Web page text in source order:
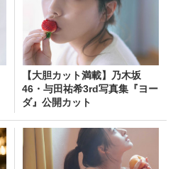
【大胆カット満載】乃木坂
46・与田祐希3rd写真集『ヨー
ダ』公開カット